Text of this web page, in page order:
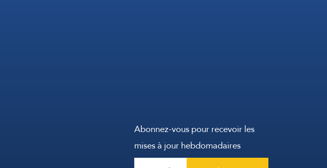
Abonnez-vous pour recevoir les
mises à jour hebdomadaires